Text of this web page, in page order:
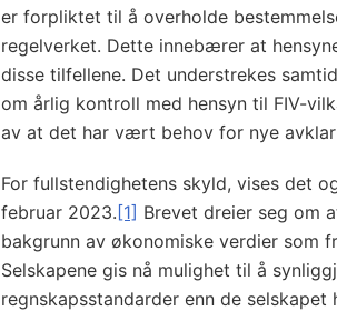
er forpliktet til å overholde
regelverket. Dette innebærer at
disse tilfellene. Det understrekes
om årlig kontroll med hensyn til FIV-
av at det har vært behov for nye
For fullstendighetens skyld, vises det
februar 2023.[1] Brevet dreier seg om
bakgrunn av økonomiske verdier som
Selskapene gis nå mulighet til å
regnskapsstandarder enn de